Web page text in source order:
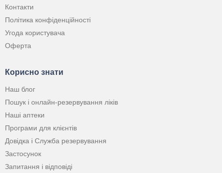
Контакти
Політика конфіденційності
Угода користувача
Оферта
Корисно знати
Наш блог
Пошук і онлайн-резервування ліків
Наші аптеки
Програми для клієнтів
Довідка і Служба резервування
Застосунок
Запитання і відповіді